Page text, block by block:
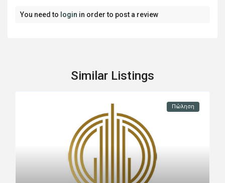
You need to login in order to post a review
Similar Listings
Πώληση